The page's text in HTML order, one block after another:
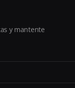
y mantente